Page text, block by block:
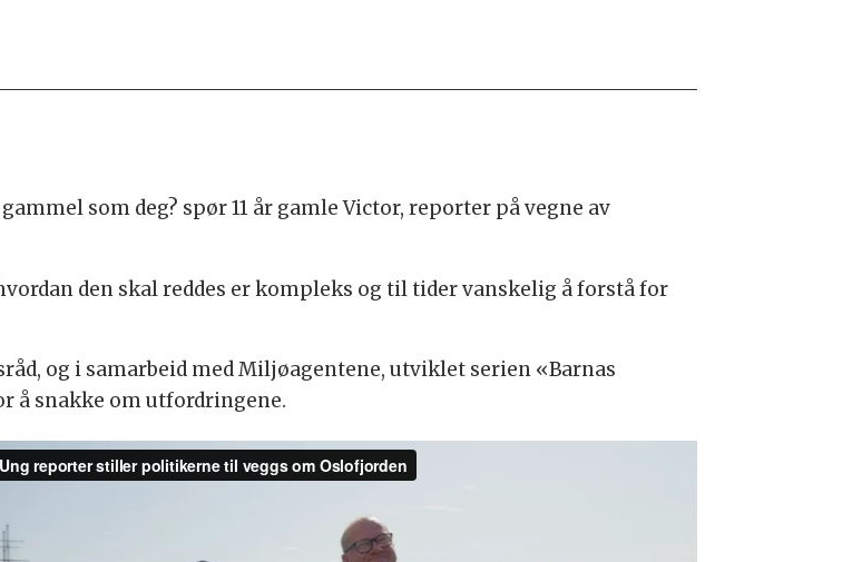
som deg? spør 11 år gamle Victor, reporter på vegne av
den skal reddes er kompleks og til tider vanskelig å forstå for
og i samarbeid med Miljøagentene, utviklet serien «Barnas
å snakke om utfordringene.